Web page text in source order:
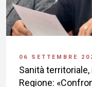
06 SETTEMBRE
Sanità
Regione: